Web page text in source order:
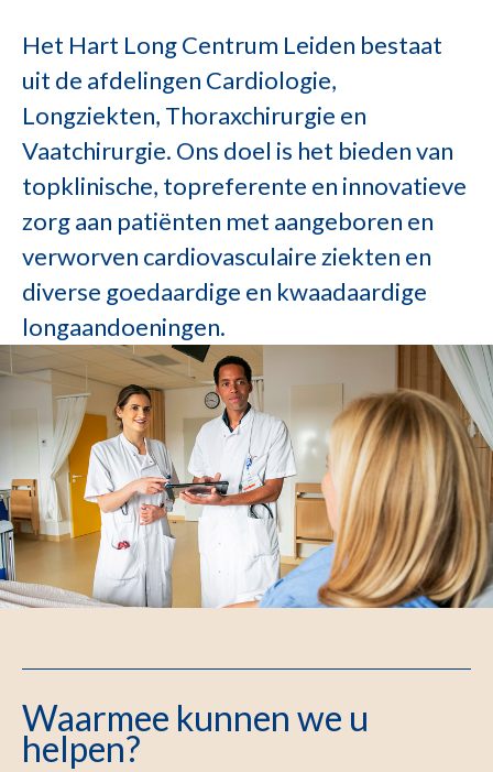
Het Hart Long Centrum Leiden bestaat
uit de afdelingen Cardiologie,
Longziekten, Thoraxchirurgie en
Vaatchirurgie. Ons doel is het bieden van
topklinische, topreferente en innovatieve
zorg aan patiënten met aangeboren en
verworven cardiovasculaire ziekten en
diverse goedaardige en kwaadaardige
longaandoeningen.
Waarmee kunnen we u
helpen?